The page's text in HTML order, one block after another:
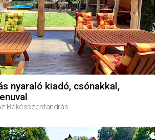
nyaraló kiadó, csónakkal,
Békésszentandrás